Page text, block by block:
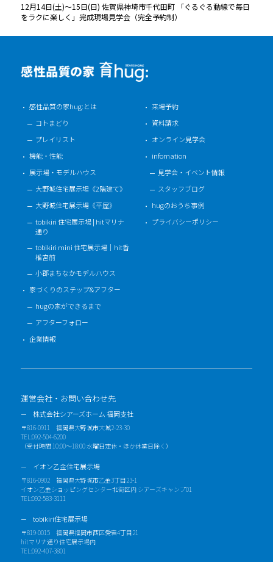
12月14日(土)〜15日(日) 佐賀県神埼市千代田町 「ぐるぐる動線で毎日
をラクに楽しく」完成現場見学会（完全予約制）
感性品質の家hug:とは
コトまどり
プレイリスト
機能・性能
展示場・モデルハウス
大野城住宅展示場《2階建て》
大野城住宅展示場《平屋》
tobikiri 住宅展示場 | hitマリナ
通り
tobikiri mini 住宅展示場｜hit香
椎宮前
小郡まちなかモデルハウス
家づくりのステップ&アフター
hugの家ができるまで
アフターフォロー
企業情報
来場予約
資料請求
オンライン見学会
infomation
見学会・イベント情報
スタッフブログ
hugのおうち事例
プライバシーポリシー
運営会社・お問い合わせ先
株式会社シアーズホーム 福岡支社
〒816-0911 福岡県大野城市大城2-23-30
TEL:092-504-6200
（受付時間 10:00～18:00 水曜日定休・ほか休業日除く）
イオン乙金住宅展示場
〒816-0902 福岡県大野城市乙金3丁目23-1
イオン乙金ショッピングセンター北街区内 シアーズキャンプ01
TEL:092-583-3111
tobikiri住宅展示場
〒819-0015 福岡県福岡市西区愛宕4丁目21
hitマリナ通り住宅展示場内
TEL:092-407-3801